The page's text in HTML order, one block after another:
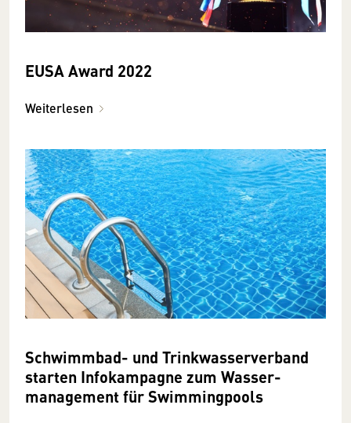
EUSA Award 2022
Weiterlesen
Schwimmbad- und Trink­wasser­­­­verband
starten Info­­kampagne zum Wasser­­­
manage­ment für Swimming­­­pools